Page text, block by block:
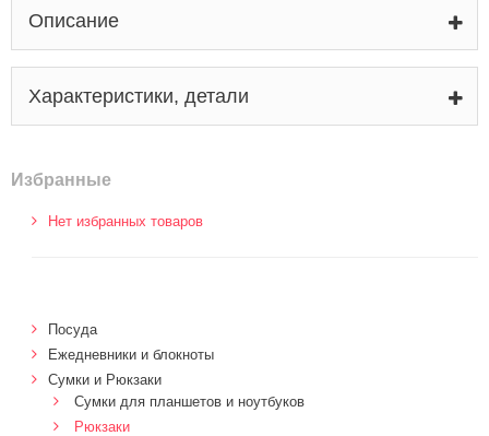
Описание
Характеристики, детали
Избранные
Нет избранных товаров
Посуда
Ежедневники и блокноты
Сумки и Рюкзаки
Сумки для планшетов и ноутбуков
Рюкзаки